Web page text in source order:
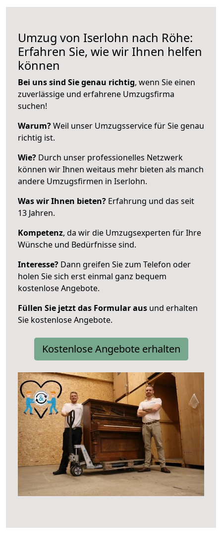
Umzug von Iserlohn nach Röhe:
Erfahren Sie, wie wir Ihnen helfen
können
Bei uns sind Sie genau richtig, wenn Sie einen
zuverlässige und erfahrene Umzugsfirma
suchen!
Warum?Weil unser Umzugsservice für Sie genau
richtig ist.
Wie? Durch unser professionelles Netzwerk
können wir Ihnen weitaus mehr bieten als manch
andere Umzugsfirmen in Iserlohn.
Was wir Ihnen bieten? Erfahrung und das seit
13 Jahren.
Kompetenz, da wir die Umzugsexperten für Ihre
Wünsche und Bedürfnisse sind.
Interesse? Dann greifen Sie zum Telefon oder
holen Sie sich erst einmal ganz bequem
kostenlose Angebote.
Füllen Sie jetzt das Formular aus und erhalten
Sie kostenlose Angebote.
Kostenlose Angebote erhalten